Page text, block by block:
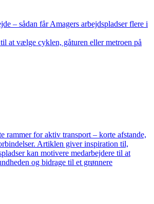
– sådan får Amagers arbejdspladser flere i
at vælge cyklen, gåturen eller metroen på
rammer for aktiv transport – korte afstande,
Artiklen giver inspiration til,
kan motivere medarbejdere til at
og bidrage til et grønnere